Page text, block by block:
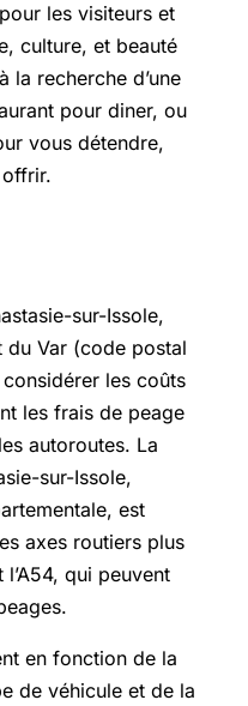
les visiteurs et
culture, et beauté
la recherche d’une
pour diner, ou
vous détendre,
sur-Issole,
du Var (code postal
les coûts
les frais de peage
autoroutes. La
sur-Issole,
est
axes routiers plus
l’A54, qui peuvent
en fonction de la
de véhicule et de la